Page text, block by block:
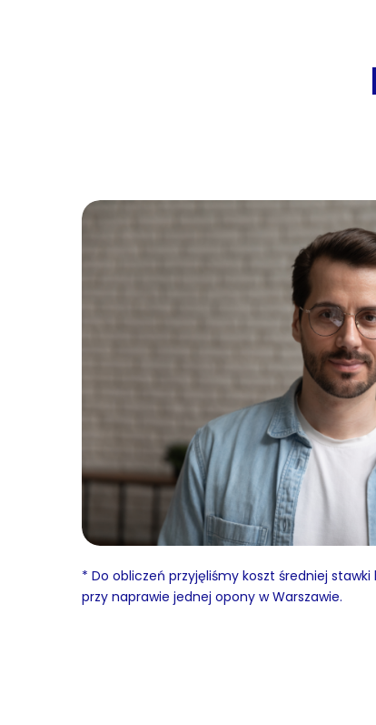
* Do obliczeń przyjęliśmy koszt średniej
przy naprawie jednej opony w Warszawie.